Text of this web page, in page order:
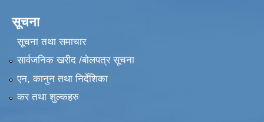
सूचना
सूचना तथा समाचार
सार्वजनिक खरीद /बोलपत्र सूचना
एन, कानुन तथा निर्देशिका
कर तथा शुल्कहरु